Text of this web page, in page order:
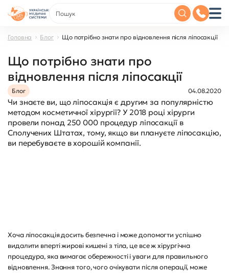
Головна Блог Що потрібно знати про відновлення після ліпосакції
Що потрібно знати про
відновлення після ліпосакції
Блог 04.08.2020
Чи знаєте ви, що ліпосакція є другим за популярністю
методом косметичної хірургії? У 2018 році хірурги
провели понад 250 000 процедур ліпосакції в
Сполучених Штатах, тому, якщо ви плануєте ліпосакцію,
ви перебуваєте в хорошій компанії.
Хоча ліпосакція досить безпечна і може допомогти успішно
видалити вперті жирові кишені з тіла, це все ж хірургічна
процедура, яка вимагає обережності і уваги для правильного
відновлення. Знання того, чого очікувати після операції, може